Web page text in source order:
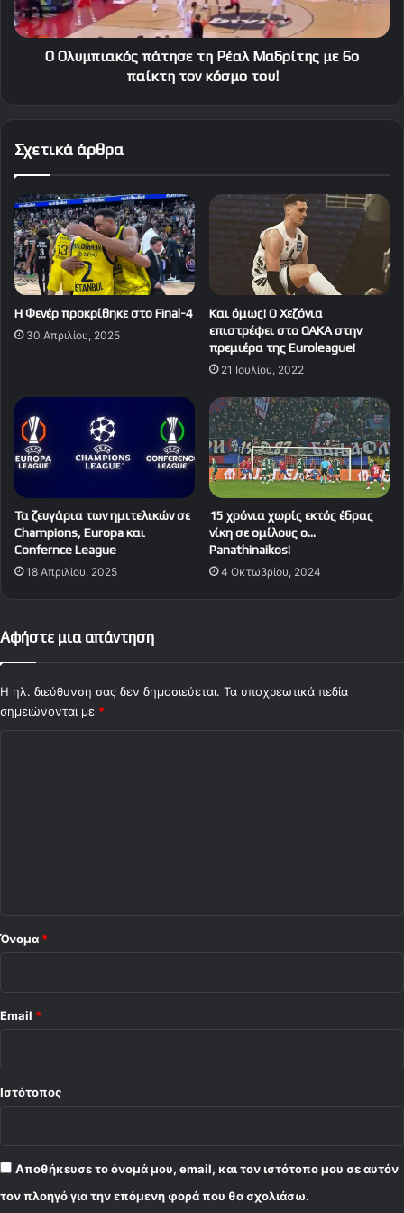
6ο
παίκτη
Ο Ολυμπιακός πάτησε τη Ρέαλ Μαδρίτης με 6ο
παίκτη τον κόσμο του!
Σχετικά άρθρα
Η Φενέρ προκρίθηκε στο Final-4
30 Απριλίου, 2025
Και όμως! Ο Χεζόνια
επιστρέφει στο ΟΑΚΑ στην
πρεμιέρα της Euroleague!
21 Ιουλίου, 2022
Τα ζευγάρια των ημιτελικών σε
Champions, Europa και
Confernce League
18 Απριλίου, 2025
15 χρόνια χωρίς εκτός έδρας
νίκη σε ομίλους ο…
Panathinaikos!
4 Οκτωβρίου, 2024
Αφήστε μια απάντηση
Η ηλ. διεύθυνση σας δεν δημοσιεύεται. Τα υποχρεωτικά πεδία
σημειώνονται με *
Όνομα *
Email *
Ιστότοπος
Αποθήκευσε το όνομά μου, email, και τον ιστότοπο μου σε αυτόν
τον πλοηγό για την επόμενη φορά που θα σχολιάσω.